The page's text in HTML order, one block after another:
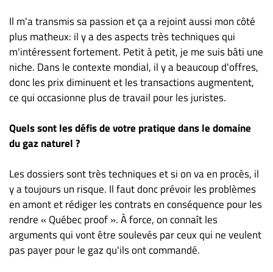
Il m'a transmis sa passion et ça a rejoint aussi mon côté
plus matheux: il y a des aspects très techniques qui
m'intéressent fortement. Petit à petit, je me suis bâti une
niche. Dans le contexte mondial, il y a beaucoup d'offres,
donc les prix diminuent et les transactions augmentent,
ce qui occasionne plus de travail pour les juristes.
Quels sont les défis de votre pratique dans le domaine
du gaz naturel ?
Les dossiers sont très techniques et si on va en procès, il
y a toujours un risque. Il faut donc prévoir les problèmes
en amont et rédiger les contrats en conséquence pour les
rendre « Québec proof ». À force, on connaît les
arguments qui vont être soulevés par ceux qui ne veulent
pas payer pour le gaz qu'ils ont commandé.